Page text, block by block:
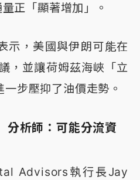
正「顯著增加」。
示，美國與伊朗可能在
，並讓荷姆茲海峽「立
步壓抑了油價走勢。
析師：可能分流資
Advisors執行長Jay